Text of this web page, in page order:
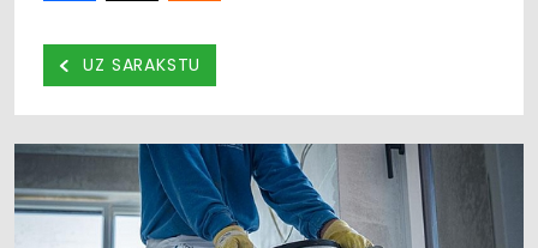
UZ SARAKSTU